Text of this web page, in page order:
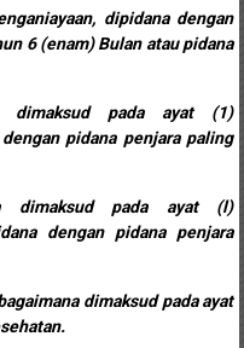
dipidana dengan
6 (enam) Bulan atau pidana
dimaksud pada ayat (1)
pidana penjara paling
dimaksud pada ayat (l)
dengan pidanapenjara
dimaksud pada ayat